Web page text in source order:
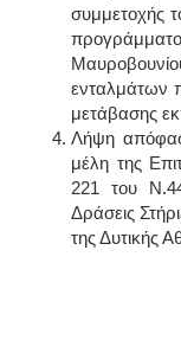
συμμετοχής
ενταλμάτων
μετάβασης
Λήψη
μέλη της
221 του
Δράσεις
της Δυτικής